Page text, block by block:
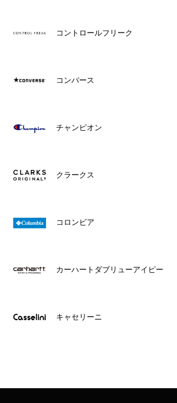
コントロールフリーク
コンバース
チャンピオン
クラークス
コロンビア
カーハートダブリューアイピー
キャセリーニ